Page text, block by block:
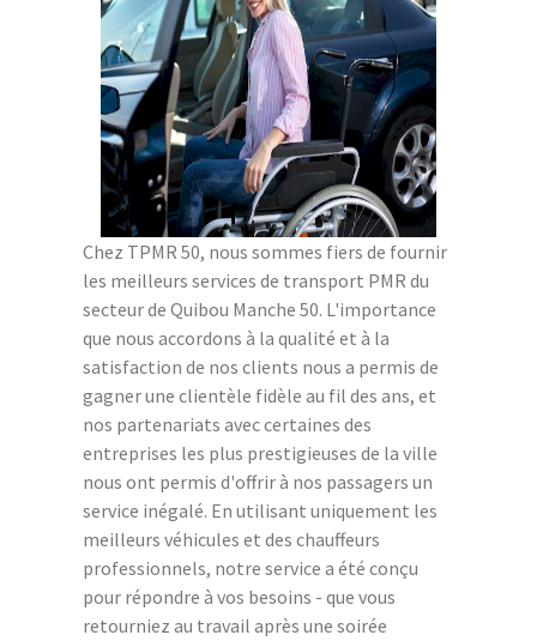
Chez TPMR 50, nous sommes fiers de fournir
les meilleurs services de transport PMR du
secteur de Quibou Manche 50. L'importance
que nous accordons à la qualité et à la
satisfaction de nos clients nous a permis de
gagner une clientèle fidèle au fil des ans, et
nos partenariats avec certaines des
entreprises les plus prestigieuses de la ville
nous ont permis d'offrir à nos passagers un
service inégalé. En utilisant uniquement les
meilleurs véhicules et des chauffeurs
professionnels, notre service a été conçu
pour répondre à vos besoins - que vous
retourniez au travail après une soirée